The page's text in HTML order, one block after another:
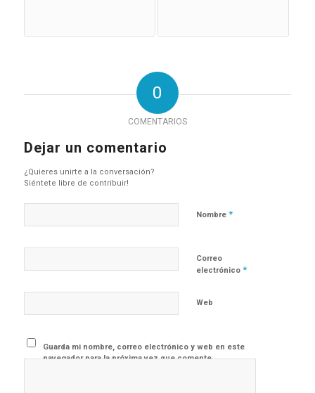
0
COMENTARIOS
Dejar un comentario
¿Quieres unirte a la conversación?
Siéntete libre de contribuir!
Nombre *
Correo
electrónico *
Web
Guarda mi nombre, correo electrónico y web en este
navegador para la próxima vez que comente.